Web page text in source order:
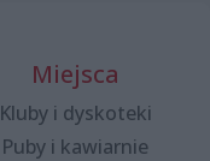
Miejsca
Kluby i dyskoteki
Puby i kawiarnie